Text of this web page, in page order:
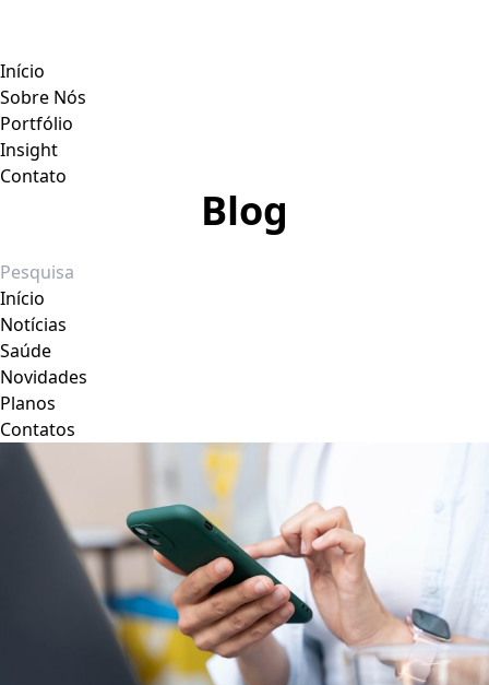
Início
Sobre Nós
Portfólio
Insight
Contato
Blog
Início
Notícias
Saúde
Novidades
Planos
Contatos